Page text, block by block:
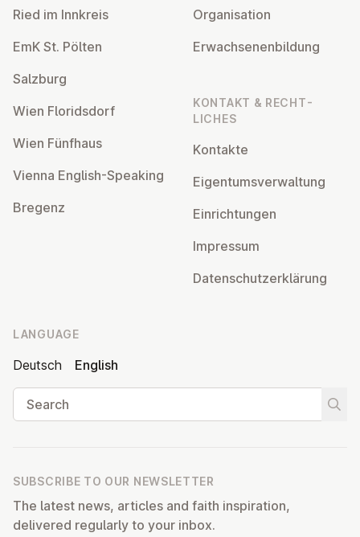
Ried im Innkreis
EmK St. Pölten
Salzburg
Wien Flor­idsdorf
Wien Fünfhaus
Vienna English-Speaking
Bregenz
Or­gan­isa­tion
Er­wach­sen­en­bildung
KONTAKT & RECHT­
LICHES
Kontakte
Ei­gentums­ver­wal­tung
Ein­rich­tun­gen
Impressum
Datens­chutzerklärung
LANGUAGE
Deutsch
English
Search
SUBSCRIBE TO OUR NEWSLETTER
The latest news, articles and faith inspiration,
delivered regularly to your inbox.